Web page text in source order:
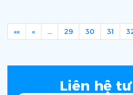
«« « … 29 30 31
Liên hệ